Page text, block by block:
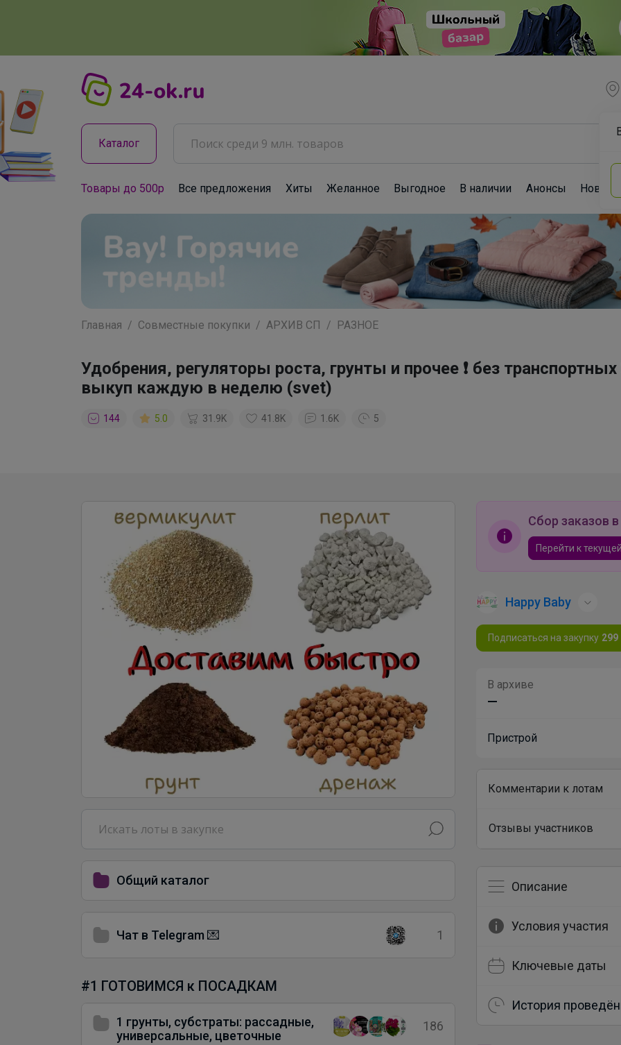
Каталог
Товары до 500р Все предложения Хиты Желанное Выгодное В наличии Анонсы Новости
Главная Совместные покупки АРХИВ СП РАЗНОЕ
Удобрения, регуляторы роста, грунты и прочее ❗ без
выкуп каждую в неделю (svet)
144 5.0 31.9K 41.8K 1.6K 5
Общий каталог
Чат в Telegram 💌 1
#1 ГОТОВИМСЯ к ПОСАДКАМ
1 грунты, субстраты: рассадные,
универсальные, цветочные
186
Сбор заказов
Перейти к
Happy Baby
Подписаться на закупку 299
В архиве
—
Пристрой
Комментарии к лотам
Отзывы участников
Описание
Условия участия
Ключевые даты
История